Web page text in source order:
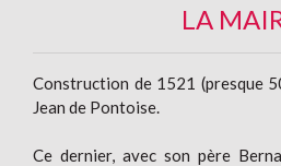
LA
Construction de 1521 (presque
Jean de Pontoise.
Ce dernier, avec son père